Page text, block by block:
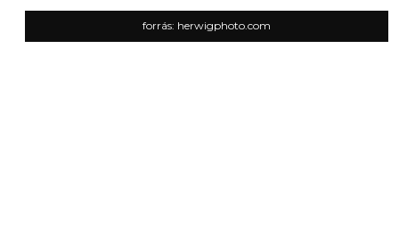
forrás: herwigphoto.com